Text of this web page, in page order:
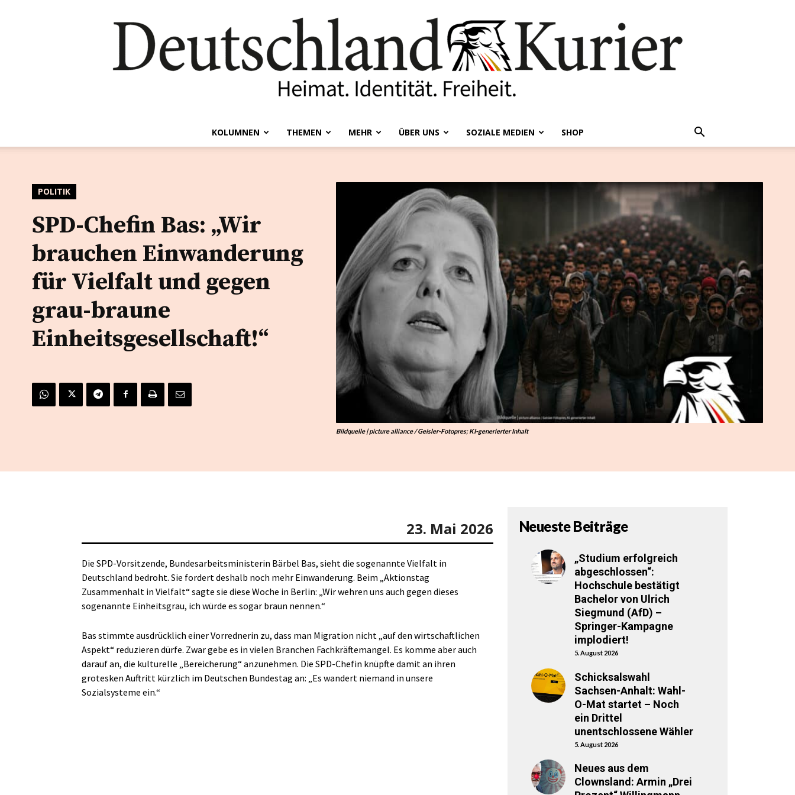
Kurier
KOLUMNEN THEMEN MEHR ÜBER UNS SOZIALE MEDIEN SHOP
POLITIK
SPD-Chefin Bas: „Wir
brauchen Einwanderung
für Vielfalt und gegen
grau-braune
Einheitsgesellschaft!“
Bildquelle | picture alliance / Geisler-Fotopres; KI-generierter Inhalt
23. Mai 2026
Die SPD-Vorsitzende, Bundesarbeitsministerin Bärbel Bas, sieht die sogenannte Vielfalt in
Deutschland bedroht. Sie fordert deshalb noch mehr Einwanderung. Beim „Aktionstag
Zusammenhalt in Vielfalt“ sagte sie diese Woche in Berlin: „Wir wehren uns auch gegen dieses
sogenannte Einheitsgrau, ich würde es sogar braun nennen.“
Bas stimmte ausdrücklich einer Vorrednerin zu, dass man Migration nicht „auf den wirtschaftlichen
Aspekt“ reduzieren dürfe. Zwar gebe es in vielen Branchen Fachkräftemangel. Es komme aber auch
darauf an, die kulturelle „Bereicherung“ anzunehmen. Die SPD-Chefin knüpfte damit an ihren
grotesken Auftritt kürzlich im Deutschen Bundestag an: „Es wandert niemand in unsere
Sozialsysteme ein.“
Neueste Beiträge
„Studium erfolgreich
abgeschlossen“:
Hochschule bestätigt
Bachelor von Ulrich
Siegmund (AfD) –
Springer-Kampagne
implodiert!
5. August 2026
Schicksalswahl
Sachsen-Anhalt: Wahl-
O-Mat startet – Noch
ein Drittel
unentschlossene Wähler
5. August 2026
Neues aus dem
Clownsland: Armin „Drei